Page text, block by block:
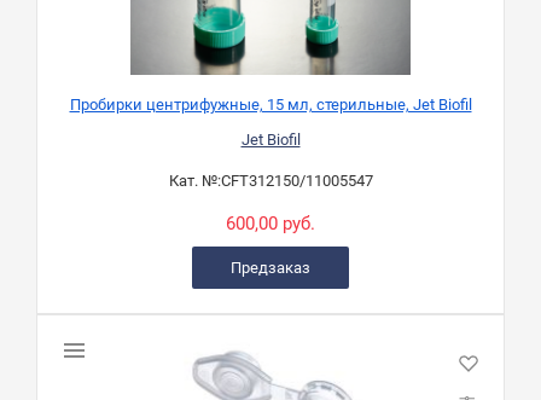
Пробирки центрифужные, 15 мл, стерильные, Jet Biofil
Jet Biofil
Кат. №:CFT312150/11005547
600,00 руб.
Предзаказ